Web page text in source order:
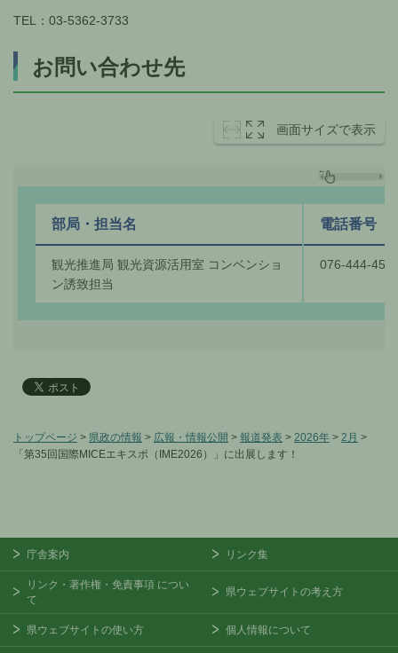
TEL：03-5362-3733
お問い合わせ先
画面サイズで表示
部局・担当名 電話番号
観光推進局 観光資源活用室 コンベンショ
ン誘致担当
076-444-
トップページ > 県政の情報 > 広報・情報公開 > 報道発表 > 2026年 > 2月 >
「第35回国際MICEエキスポ（IME2026）」に出展します！
庁舎案内 リンク集
リンク・著作権・免責事項 につい
て
県ウェブサイトの考え方
県ウェブサイトの使い方 個人情報について